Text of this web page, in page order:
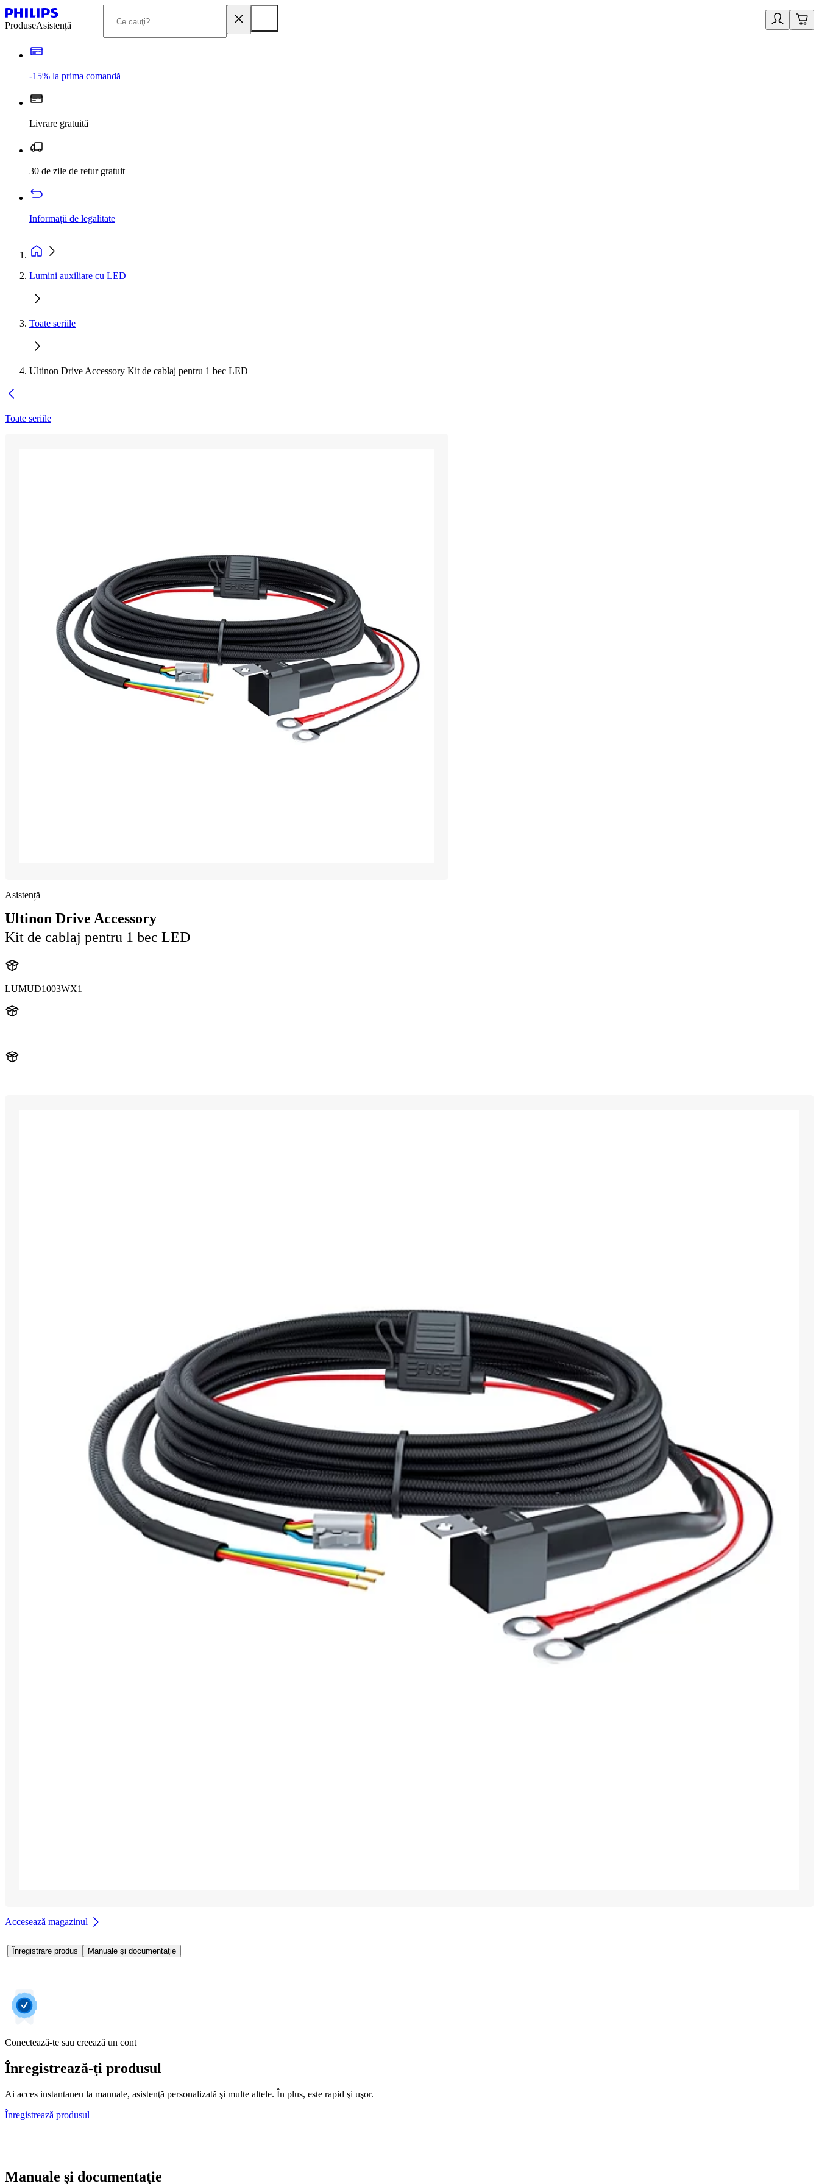
ProduseAsistență
-15% la prima comandă
Livrare gratuită
30 de zile de retur gratuit
Informații de legalitate
Lumini auxiliare cu LED
Toate seriile
Ultinon Drive Accessory Kit de cablaj pentru 1 bec LED
Toate seriile
Asistență
Ultinon Drive Accessory
Kit de cablaj pentru 1 bec LED
LUMUD1003WX1
Accesează magazinul
Înregistrare produs Manuale şi documentaţie
Conectează-te sau creează un cont
Înregistrează-ţi produsul
Ai acces instantaneu la manuale, asistenţă personalizată şi multe altele. În plus, este rapid şi uşor.
Înregistrează produsul
Manuale şi documentaţie